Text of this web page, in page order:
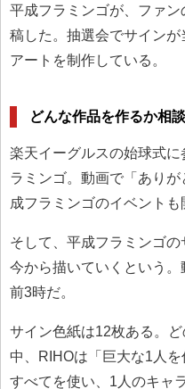
平成フラミンゴが、ファ
稿した。抽選会でサイン
アートを制作している。
どんな作品を作るか相
楽天イーグルスの始球式
ラミンゴ。動画で「あり
成フラミンゴのイベントも
そして、平成フラミンゴの
今から描いていくという
前3時だ。
サイン色紙は12枚ある。
中、RIHOは「巨大な1人
すべてを使い、1人のキャ